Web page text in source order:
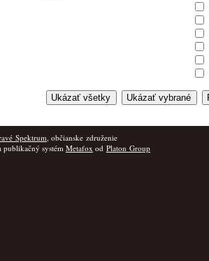
Spektrum, občianske združenie
publikačný systém Metafox od Platon Group